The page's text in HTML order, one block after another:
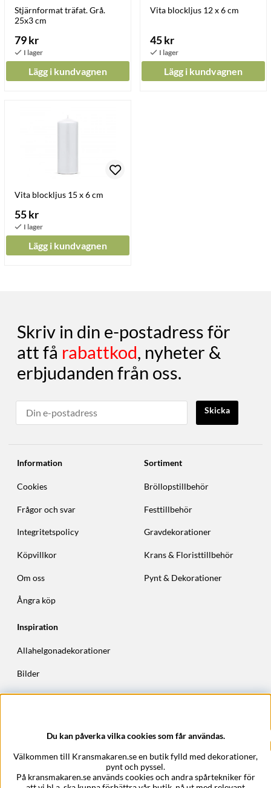
Stjärnformat träfat. Grå.
25x3 cm
79 kr
Lägg i kundvagnen
Vita blockljus 12 x 6 cm
45 kr
Lägg i kundvagnen
Vita blockljus 15 x 6 cm
55 kr
Lägg i kundvagnen
Skriv in din e-postadress för
att få rabattkod, nyheter &
erbjudanden från oss.
Skicka
Information
Cookies
Frågor och svar
Integritetspolicy
Köpvillkor
Om oss
Ångra köp
Sortiment
Bröllopstillbehör
Festtillbehör
Gravdekorationer
Krans & Floristtillbehör
Pynt & Dekorationer
Inspiration
Allahelgonadekorationer
Bilder
Höstkransar
Epost:support@kransmakaren.se
Du kan påverka vilka cookies som får användas.
Välkommen till Kransmakaren.se en butik fylld med dekorationer,
pynt och pyssel.
På kransmakaren.se används cookies och andra spårtekniker för